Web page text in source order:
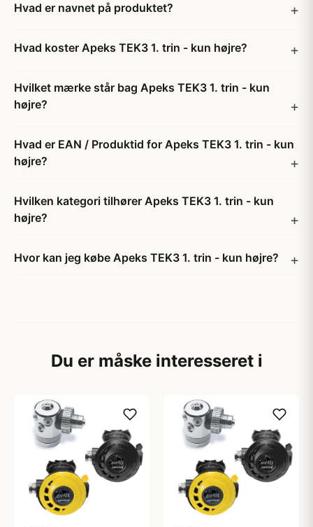
Hvad er navnet på produktet?
Hvad koster Apeks TEK3 1. trin - kun højre?
Hvilket mærke står bag Apeks TEK3 1. trin - kun
højre?
Hvad er EAN / Produktid for Apeks TEK3 1. trin - kun
højre?
Hvilken kategori tilhører Apeks TEK3 1. trin - kun
højre?
Hvor kan jeg købe Apeks TEK3 1. trin - kun højre?
Du er måske interesseret i